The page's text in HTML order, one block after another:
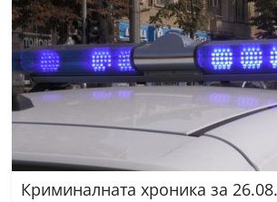
Криминалната хроника за